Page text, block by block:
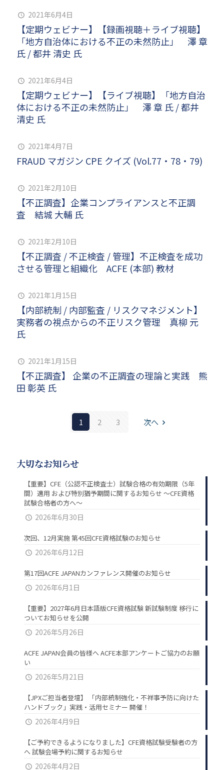
2021年6月4日
【定期ウェビナー】【録画視聴＋ライブ視聴】
「地方自治体における不正の未然防止」 澤 章
氏 / 都井 清史 氏
2021年6月4日
【定期ウェビナー】【ライブ視聴】「地方自治
体における不正の未然防止」 澤 章 氏 / 都井
清史 氏
2021年4月7日
FRAUD マガジン CPE クイズ (Vol.77・78・79)
2021年2月10日
【不正調査】企業コンプライアンスと不正調
査 結城 大輔 氏
2021年2月10日
【不正調査 / 不正検査 / 管理】不正検査を成功
させる管理と組織化 ACFE (本部) 教材
2021年1月15日
【内部統制 / 内部監査 / リスクマネジメント】
実務者の視点からの不正リスク管理 真柳 元
氏
2021年1月15日
【不正調査】 企業の不正調査の理論と実践 熊
田 彰英 氏
1 2 3 次へ
大切なお知らせ
【重要】CFE（公認不正検査士）試験合格の有効期限（5年
間）適用 および特別猶予期間に関するお知らせ ～CFE資格
試験合格者の方へ～
2026年6月30日
次回、12月実施 第45回CFE資格試験のお知らせ
2026年6月12日
第17回ACFE JAPANカンファレンス開催のお知らせ
2026年6月1日
【重要】2027年6月日本語版CFE資格試験 新試験制度 移行に
ついてお知らせを公開
2026年5月26日
ACFE JAPAN会員の皆様へ ACFE本部アンケートご協力のお願
い
2026年5月21日
【JPXご担当者登壇】 「内部統制強化・不祥事予防に向けた
ハンドブック」実践・活用セミナー 開催！
2026年4月9日
【ご予約できるようになりました】CFE資格試験受験者の方
へ 試験会場予約に関するお知らせ
2026年4月2日